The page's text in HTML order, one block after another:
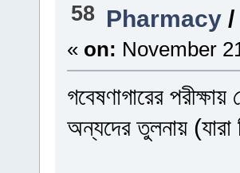
58 Pharmacy /
« on: November
গবেষণাগারের
অন্যদের তুলনায় (যারা